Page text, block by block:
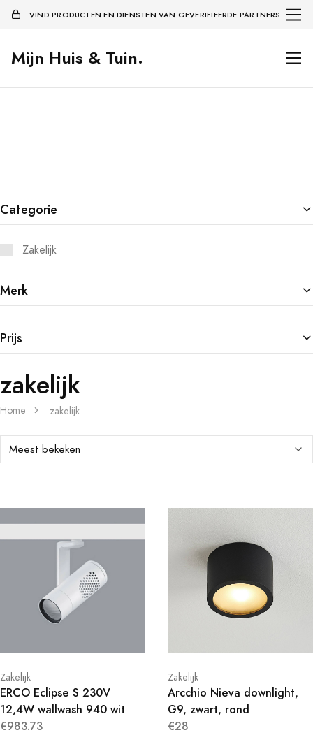
VIND PRODUCTEN EN DIENSTEN VAN GEVERIFIEERDE PARTNERS
Mijn Huis & Tuin.
Categorie
Zakelijk
Merk
Prijs
zakelijk
Home zakelijk
Zakelijk
ERCO Eclipse S 230V
12,4W wallwash 940 wit
€983.73
Zakelijk
Arcchio Nieva downlight,
G9, zwart, rond
€28